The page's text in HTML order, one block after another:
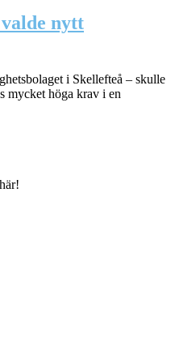
nytt
i Skellefteå – skulle
mycket höga krav i en